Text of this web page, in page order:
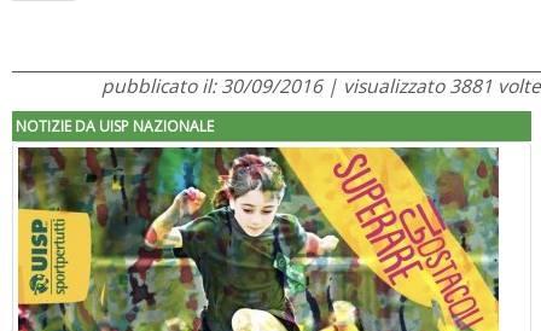
pubblicato il: 30/09/2016 | visualizzato 3881 volte
NOTIZIE DA UISP NAZIONALE